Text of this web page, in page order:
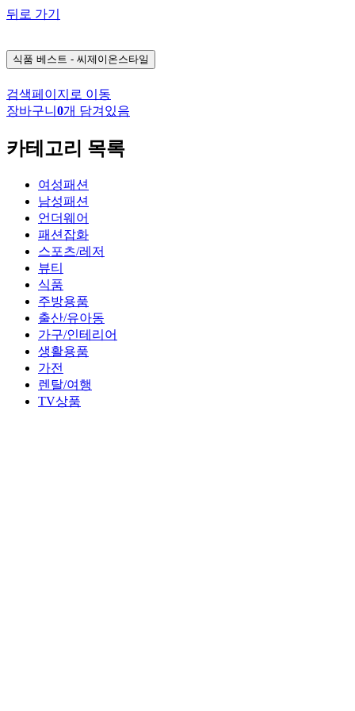
뒤로 가기
식품 베스트 - 씨제이온스타일
검색페이지로 이동
장바구니 0개 담겨있음
카테고리 목록
여성패션
남성패션
언더웨어
패션잡화
스포츠/레저
뷰티
식품
주방용품
출산/유아동
가구/인테리어
생활용품
가전
렌탈/여행
TV상품